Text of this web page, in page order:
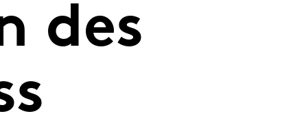
des